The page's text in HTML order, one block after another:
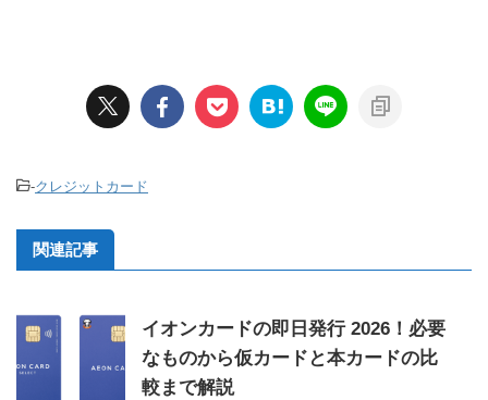
-クレジットカード
関連記事
イオンカードの即日発行 2026！必要
なものから仮カードと本カードの比
較まで解説